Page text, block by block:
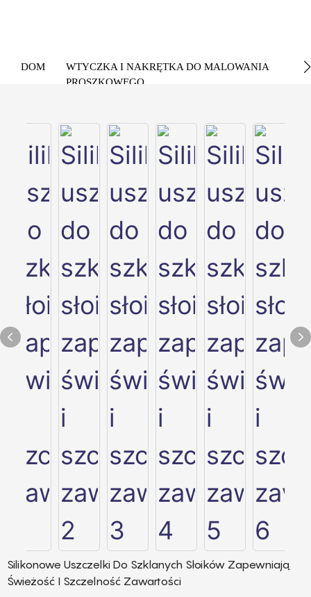
DOM
WTYCZKA I NAKRĘTKA DO MALOWANIA
PROSZKOWEGO
Silikonowe Uszczelki Do Szklanych Słoików Zapewniają
Świeżość I Szczelność Zawartości